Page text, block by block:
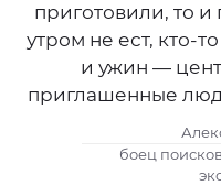
приготовили, то и
утром не ест, кто-
и ужин —
приглашенные
боец